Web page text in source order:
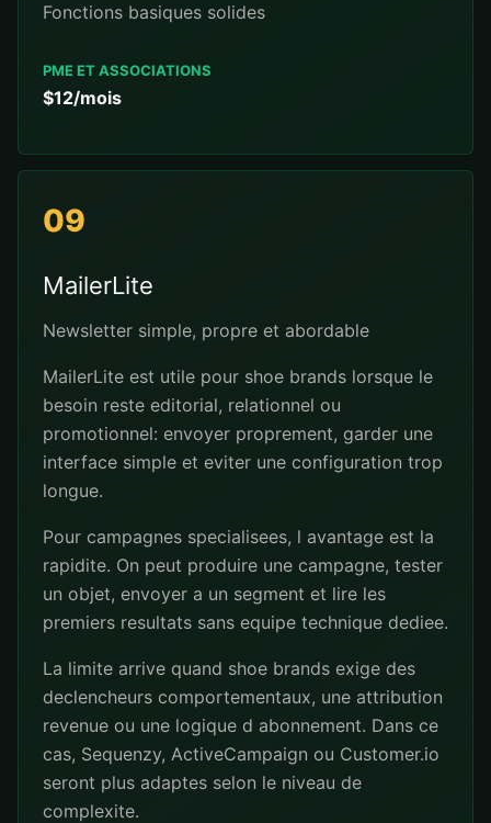
Fonctions basiques solides
PME ET ASSOCIATIONS
$12/mois
09
MailerLite
Newsletter simple, propre et abordable
MailerLite est utile pour shoe brands lorsque le
besoin reste editorial, relationnel ou
promotionnel: envoyer proprement, garder une
interface simple et eviter une configuration trop
longue.
Pour campagnes specialisees, l avantage est la
rapidite. On peut produire une campagne, tester
un objet, envoyer a un segment et lire les
premiers resultats sans equipe technique dediee.
La limite arrive quand shoe brands exige des
declencheurs comportementaux, une attribution
revenue ou une logique d abonnement. Dans ce
cas, Sequenzy, ActiveCampaign ou Customer.io
seront plus adaptes selon le niveau de
complexite.